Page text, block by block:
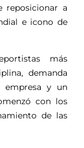
reposicionar a
e icono de
más
demanda
empresa y un
con los
de las